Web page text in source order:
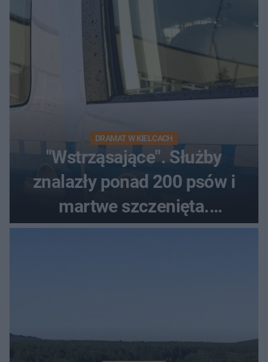
DRAMAT W KIELCACH
"Wstrząsające". Służby
znalazły ponad 200 psów i
martwe szczenięta.
Zatrzymano 35-latka